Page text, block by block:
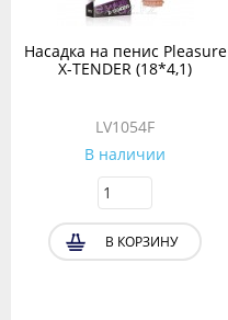
Насадка на пенис Pleasure
X-TENDER (18*4,1)
LV1054F
В наличии
В КОРЗИНУ